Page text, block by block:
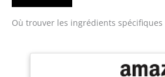
Où trouver les ingrédients